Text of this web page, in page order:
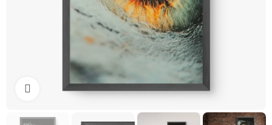
Clique para ampliar